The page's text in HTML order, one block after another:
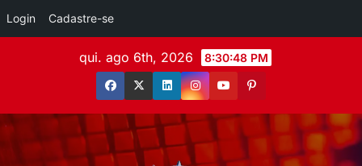
Login Cadastre-se
qui. ago 6th, 2026 8:30:49 PM